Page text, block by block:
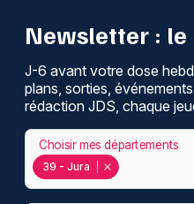
Newsletter :
J-6 avant votre dose
plans, sorties,
rédaction JDS, chaque
39 - Jura
Choisir mes départements